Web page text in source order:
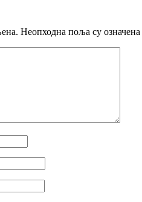
Неопходна поља су означена